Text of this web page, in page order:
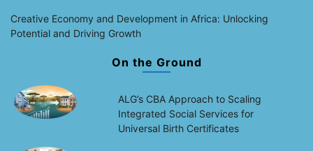
Creative Economy and Development in Africa: Unlocking
Potential and Driving Growth
On the Ground
ALG’s CBA Approach to Scaling
Integrated Social Services for
Universal Birth Certificates